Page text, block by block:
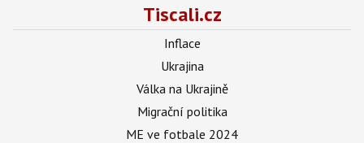
Tiscali.cz
Inflace
Ukrajina
Válka na Ukrajině
Migrační politika
ME ve fotbale 2024